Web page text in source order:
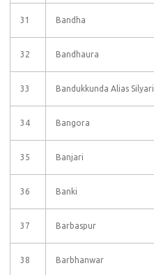
31 Bandha
32 Bandhaura
33 Bandukkunda Alias Silyari
34 Bangora
35 Banjari
36 Banki
37 Barbaspur
38 Barbhanwar